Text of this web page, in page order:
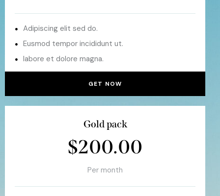
Adipiscing elit sed do.
Eusmod tempor incididunt ut.
labore et dolore magna.
GET NOW
Gold pack
$200.00
Per month